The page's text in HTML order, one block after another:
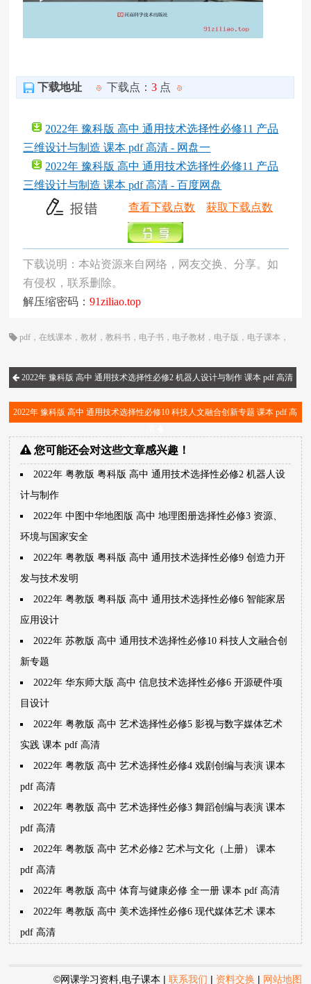
下载地址 下载点：3 点
2022年 豫科版 高中 通用技术选择性必修11 产品
三维设计与制造 课本 pdf 高清 - 网盘一
2022年 豫科版 高中 通用技术选择性必修11 产品
三维设计与制造 课本 pdf 高清 - 百度网盘
查看下载点数
获取下载点数
下载说明：本站资源来自网络，网友交换、分享。如
有侵权，联系删除。
解压缩密码：91ziliao.top
pdf ，在线课本 ，教材 ，教科书 ， 电子书 ， 电子教材 ， 电子版 ， 电子课本 ，
2022年 豫科版 高中 通用技术选择性必修2 机器人设计与制作 课本 pdf 高清
2022年 豫科版 高中 通用技术选择性必修10 科技人文融合创新专题 课本 pdf 高
您可能还会对这些文章感兴趣！
2022年 粤教版 粤科版 高中 通用技术选择性必修2 机器人设
计与制作
2022年 中图中华地图版 高中 地理图册选择性必修3 资源、
环境与国家安全
2022年 粤教版 粤科版 高中 通用技术选择性必修9 创造力开
发与技术发明
2022年 粤教版 粤科版 高中 通用技术选择性必修6 智能家居
应用设计
2022年 苏教版 高中 通用技术选择性必修10 科技人文融合创
新专题
2022年 华东师大版 高中 信息技术选择性必修6 开源硬件项
目设计
2022年 粤教版 高中 艺术选择性必修5 影视与数字媒体艺术
实践 课本 pdf 高清
2022年 粤教版 高中 艺术选择性必修4 戏剧创编与表演 课本
pdf 高清
2022年 粤教版 高中 艺术选择性必修3 舞蹈创编与表演 课本
pdf 高清
2022年 粤教版 高中 艺术必修2 艺术与文化（上册） 课本
pdf 高清
2022年 粤教版 高中 体育与健康必修 全一册 课本 pdf 高清
2022年 粤教版 高中 美术选择性必修6 现代媒体艺术 课本
pdf 高清
©网课学习资料,电子课本 | 联系我们 | 资料交换 | 网站地图